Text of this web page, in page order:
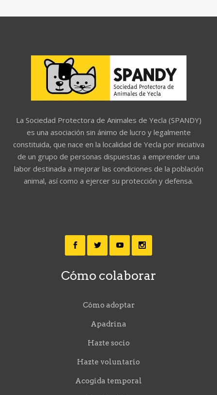
La Sociedad Protectora de Animales de Yecla (SPANDY)
es una asociación sin ánimo de lucro y legalmente
constituida, que nace en la localidad de Yecla por iniciativa
de un grupo de personas dispuestas a emprender una
labor destinada a mejorar las condiciones de la población
animal, así como a ejercer su protección y defensa.
Cómo colaborar
Cómo adoptar
Apadrina
Hazte socio
Hazte voluntario
Acogida temporal